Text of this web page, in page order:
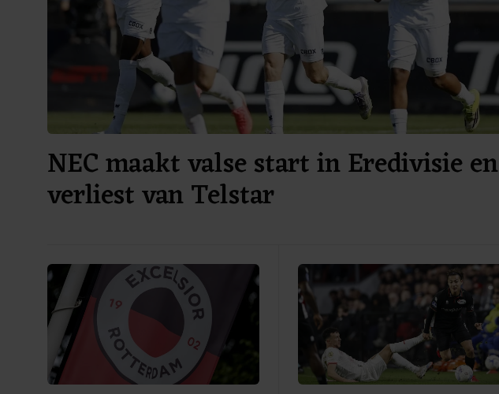
NEC maakt valse start in Eredivisie en
verliest van Telstar